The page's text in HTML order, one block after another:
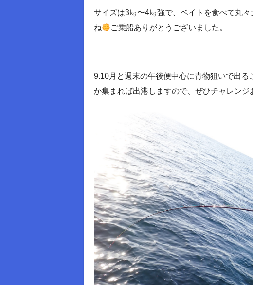
サイズは3㎏〜4㎏強で、ベイトを食べて丸
ね
ご乗船ありがとうございました。
9.10月と週末の午後便中心に青物狙いで出
か集まれば出港しますので、ぜひチャレンジ